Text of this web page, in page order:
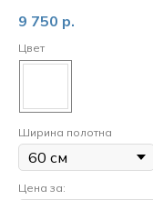
9 750 р.
Цвет
Ширина полотна
Цена за: